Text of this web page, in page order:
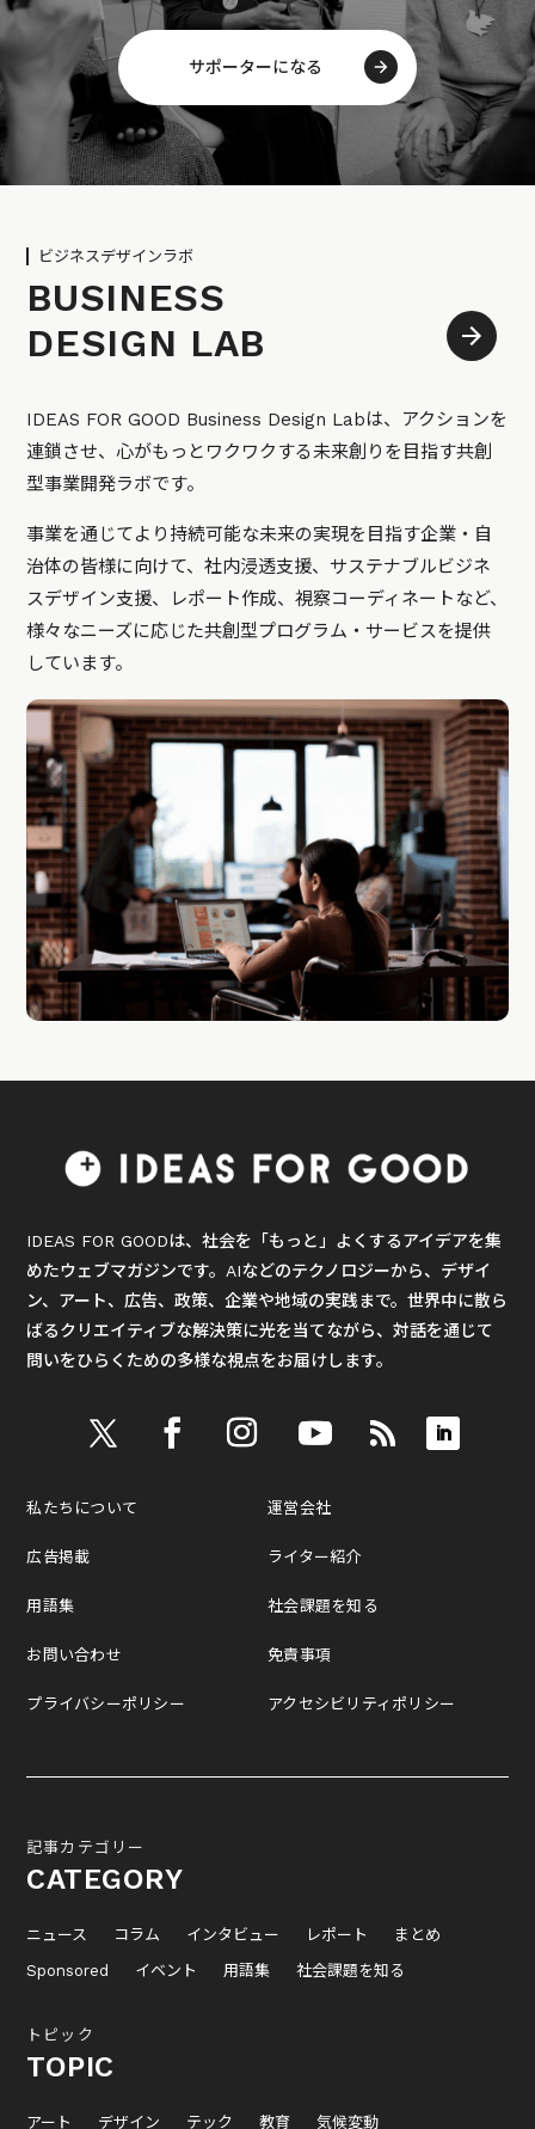
サポーターになる
ビジネスデザインラボ
BUSINESS
DESIGN LAB
IDEAS FOR GOOD Business Design Labは、アクションを
連鎖させ、心がもっとワクワクする未来創りを目指す共創
型事業開発ラボです。
事業を通じてより持続可能な未来の実現を目指す企業・自
治体の皆様に向けて、社内浸透支援、サステナブルビジネ
スデザイン支援、レポート作成、視察コーディネートなど、
様々なニーズに応じた共創型プログラム・サービスを提供
しています。
IDEAS FOR GOODは、社会を「もっと」よくするアイデアを集
めたウェブマガジンです。AIなどのテクノロジーから、デザイ
ン、アート、広告、政策、企業や地域の実践まで。世界中に散ら
ばるクリエイティブな解決策に光を当てながら、対話を通じて
問いをひらくための多様な視点をお届けします。
私たちについて
広告掲載
用語集
お問い合わせ
プライバシーポリシー
運営会社
ライター紹介
社会課題を知る
免責事項
アクセシビリティポリシー
記事カテゴリー
CATEGORY
ニュース コラム インタビュー レポート
まとめ
Sponsored
イベント 用語集 社会課題を知る
トピック
TOPIC
アート デザイン テック 教育 気候変動